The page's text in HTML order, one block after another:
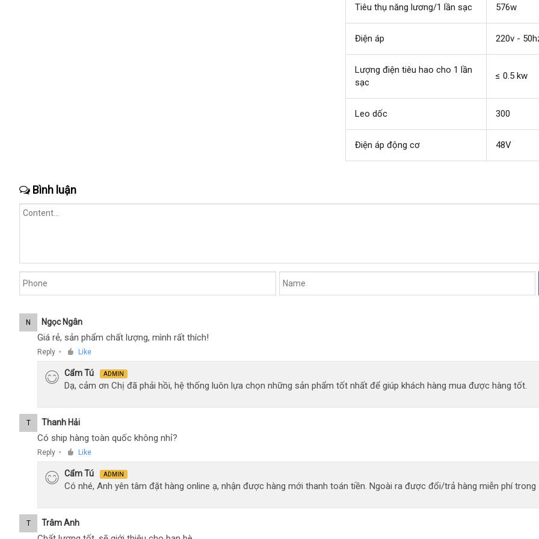
Tiêu thụ năng lương/1 lần sạc 576w
Điện áp 220v -
Lượng điện tiêu hao cho 1 lần
sạc
≤ 0.5 kw
Leo dốc 300
Điện áp động cơ 48V
Bình luận
N Ngọc Ngân
Giá rẻ, sản phẩm chất lượng, mình rất thích!
Reply ● Like
Cẩm Tú ADMIN
Dạ, cảm ơn Chị đã phải hồi, hệ thống luôn lựa chọn những sản phẩm tốt nhất để giúp khách hàng mua được hàng tốt.
T Thanh Hải
Có ship hàng toàn quốc không nhỉ?
Reply ● Like
Cẩm Tú ADMIN
Có nhé, Anh yên tâm đặt hàng online ạ, nhận được hàng mới thanh toán tiền. Ngoài ra được đổi/trả hàng miễn phí trong
T Trâm Anh